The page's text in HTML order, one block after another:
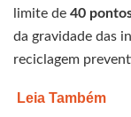
limite de 40
da gravidade das
reciclagem
Leia Também